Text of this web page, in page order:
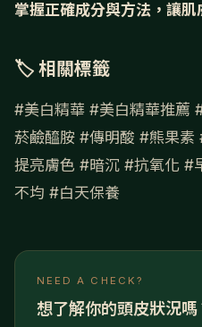
掌握正確成分與方法，讓肌
🏷 相關標籤
#美白精華 #美白精華推薦
菸鹼醯胺 #傳明酸 #熊果素
提亮膚色 #暗沉 #抗氧化 #
不均 #白天保養
NEED A CHECK?
想了解你的頭皮狀況嗎